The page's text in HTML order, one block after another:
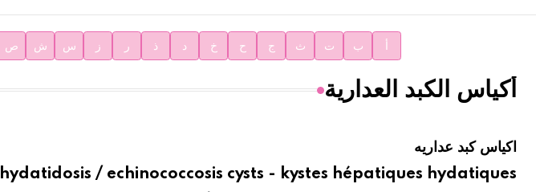
ب ت ث ج ح خ د ذ ر ز س ش ص
أكياس الكبد العدارية
اكياس كبد عداريه
hydatidosis / echinococcosis cysts - kystes hépatiques hydatiques